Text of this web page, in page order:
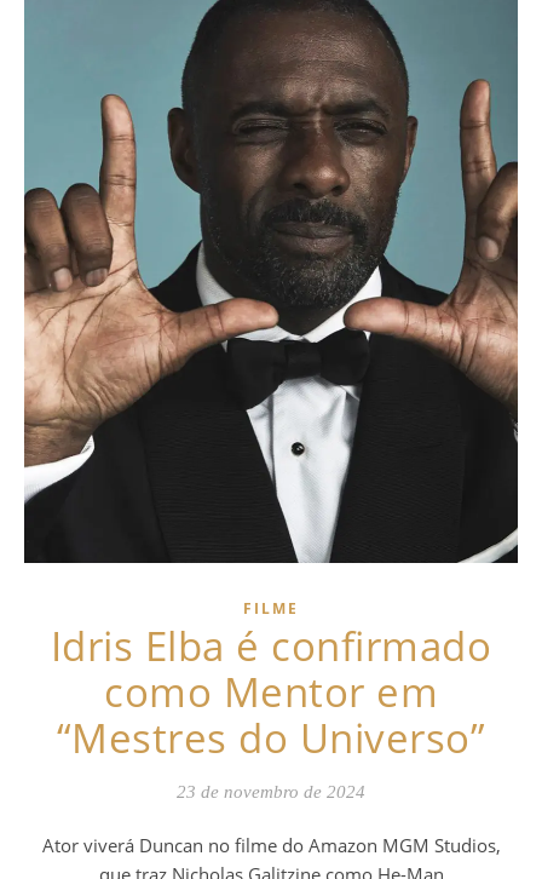
FILME
Idris Elba é confirmado
como Mentor em
“Mestres do Universo”
23 de novembro de 2024
Ator viverá Duncan no filme do Amazon MGM Studios,